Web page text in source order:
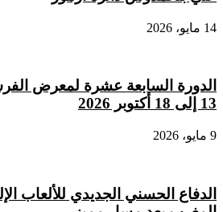
14 مايو، 2026
الدورة السابعة عشرة لمعرض
13 إلى 18 أكتوبر 2026
9 مايو، 2026
الدفاع الحسني الجديدي للألعاب